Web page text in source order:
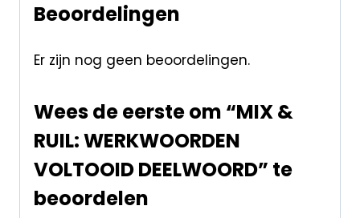
Beoordelingen
Er zijn nog geen beoordelingen.
Wees de eerste om “MIX &
RUIL: WERKWOORDEN
VOLTOOID DEELWOORD” te
beoordelen